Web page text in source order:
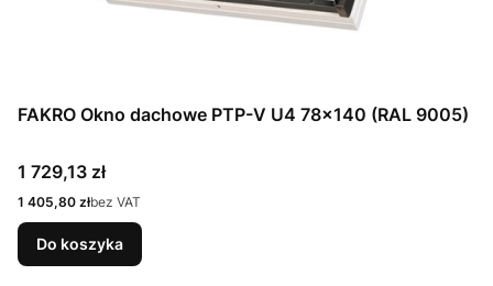
FAKRO Okno dachowe PTP-V U4 78x140 (RAL 9005)
Cena
1 729,13 zł
Cena
1 405,80 złbez VAT
Do koszyka